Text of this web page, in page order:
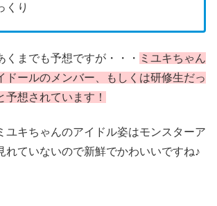
くり
くまでも予想ですが・・・ ミユキちゃん
ドールのメンバー、もしくは研修生だっ
予想されています！
ユキちゃんのアイドル姿はモンスターア
れていないので新鮮でかわいいですね♪